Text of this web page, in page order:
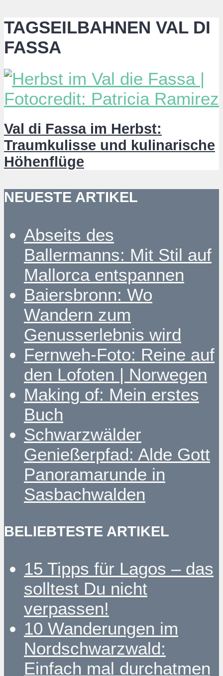
TAGSEILBAHNEN VAL DI
FASSA
Val di Fassa im Herbst:
Traumkulisse und kulinarische
Höhenflüge
NEUESTE ARTIKEL
Abseits des
Ballermanns: Mit Stil auf
Mallorca entspannen
Baiersbronn: Wo
Wandern zum
Genusserlebnis wird
Fernweh-Foto: Reine auf
den Lofoten | Norwegen
Making of: Mein erstes
Buch
Schwarzwälder
Genießerpfad: Alde Gott
Panoramarunde in
Sasbachwalden
BELIEBTESTE ARTIKEL
15 Tipps für Lagos – das
solltest Du nicht
verpassen!
10 Wanderungen im
Nordschwarzwald:
Einfach mal durchatmen